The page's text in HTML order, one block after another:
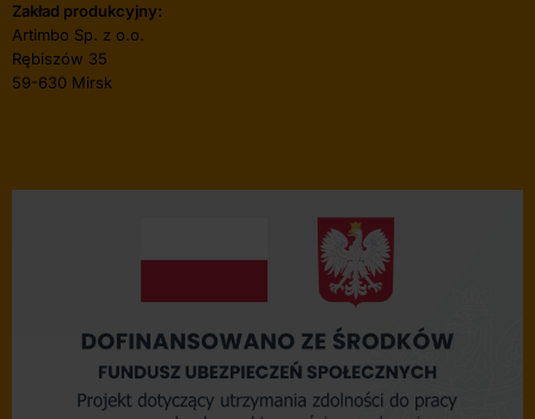
Zakład produkcyjny:
Artimbo Sp. z o.o.
Rębiszów 35
59-630 Mirsk